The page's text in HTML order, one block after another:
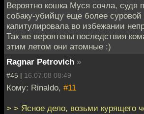
Вероятно кошка Муся сочла, судя
собаку-убийцу еще более
капитулировала во избежании
Так же вероятены последствия
этим летом они атомные :)
Ragnar Petrovich »
#45 | 16.07.08 08:49
Кому: Rinaldo, #11
> > Ясное дело, возьми курящего